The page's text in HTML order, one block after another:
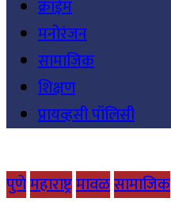
क्राईम
मनोरंजन
सामाजिक
शिक्षण
प्रायव्हसी पॉलिसी
पुणेमहाराष्ट्रमावळसामाजिक